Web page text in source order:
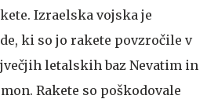
Izraelska vojska je
ki so jo rakete povzročile v
letalskih baz Nevatim in
Rakete so poškodovale